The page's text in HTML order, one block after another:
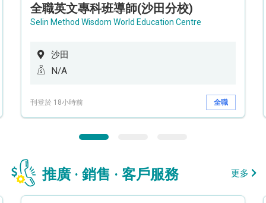
全職英文專科班導師(沙田分校)
Selin Method Wisdom World Education Centre
沙田
N/A
刊登於 18小時前 全職
推廣 · 銷售 · 客戶服務 更多